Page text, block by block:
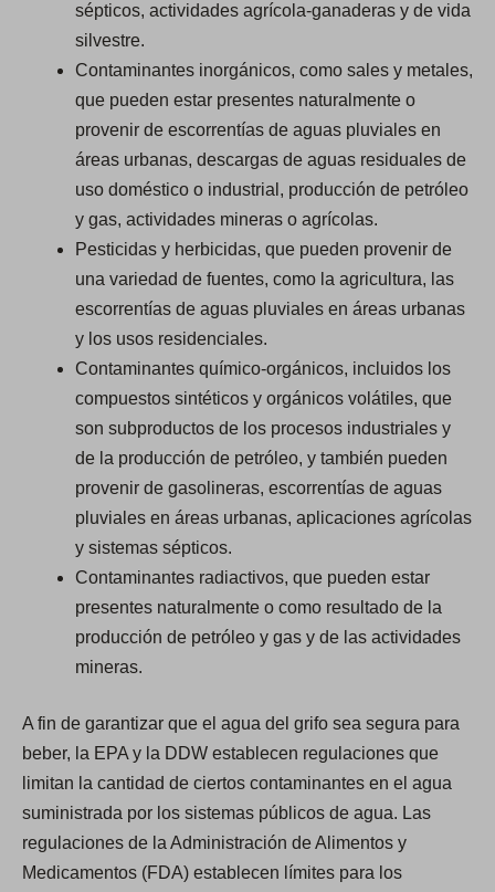
sépticos, actividades agrícola-ganaderas y de vida
silvestre.
Contaminantes inorgánicos, como sales y metales,
que pueden estar presentes naturalmente o
provenir de escorrentías de aguas pluviales en
áreas urbanas, descargas de aguas residuales de
uso doméstico o industrial, producción de petróleo
y gas, actividades mineras o agrícolas.
Pesticidas y herbicidas, que pueden provenir de
una variedad de fuentes, como la agricultura, las
escorrentías de aguas pluviales en áreas urbanas
y los usos residenciales.
Contaminantes químico-orgánicos, incluidos los
compuestos sintéticos y orgánicos volátiles, que
son subproductos de los procesos industriales y
de la producción de petróleo, y también pueden
provenir de gasolineras, escorrentías de aguas
pluviales en áreas urbanas, aplicaciones agrícolas
y sistemas sépticos.
Contaminantes radiactivos, que pueden estar
presentes naturalmente o como resultado de la
producción de petróleo y gas y de las actividades
mineras.
A fin de garantizar que el agua del grifo sea segura para
beber, la EPA y la DDW establecen regulaciones que
limitan la cantidad de ciertos contaminantes en el agua
suministrada por los sistemas públicos de agua. Las
regulaciones de la Administración de Alimentos y
Medicamentos (FDA) establecen límites para los